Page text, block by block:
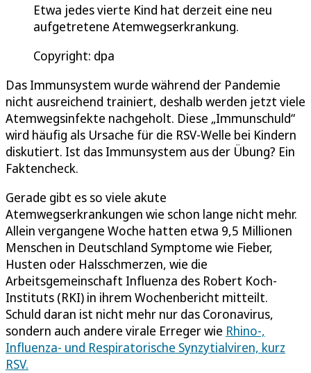
Etwa jedes vierte Kind hat derzeit eine neu
aufgetretene Atemwegserkrankung.
Copyright: dpa
Das Immunsystem wurde während der Pandemie
nicht ausreichend trainiert, deshalb werden jetzt viele
Atemwegsinfekte nachgeholt. Diese „Immunschuld“
wird häufig als Ursache für die RSV-Welle bei Kindern
diskutiert. Ist das Immunsystem aus der Übung? Ein
Faktencheck.
Gerade gibt es so viele akute
Atemwegserkrankungen wie schon lange nicht mehr.
Allein vergangene Woche hatten etwa 9,5 Millionen
Menschen in Deutschland Symptome wie Fieber,
Husten oder Halsschmerzen, wie die
Arbeitsgemeinschaft Influenza des Robert Koch-
Instituts (RKI) in ihrem Wochenbericht mitteilt.
Schuld daran ist nicht mehr nur das Coronavirus,
sondern auch andere virale Erreger wie Rhino-,
Influenza- und Respiratorische Synzytialviren, kurz
RSV.